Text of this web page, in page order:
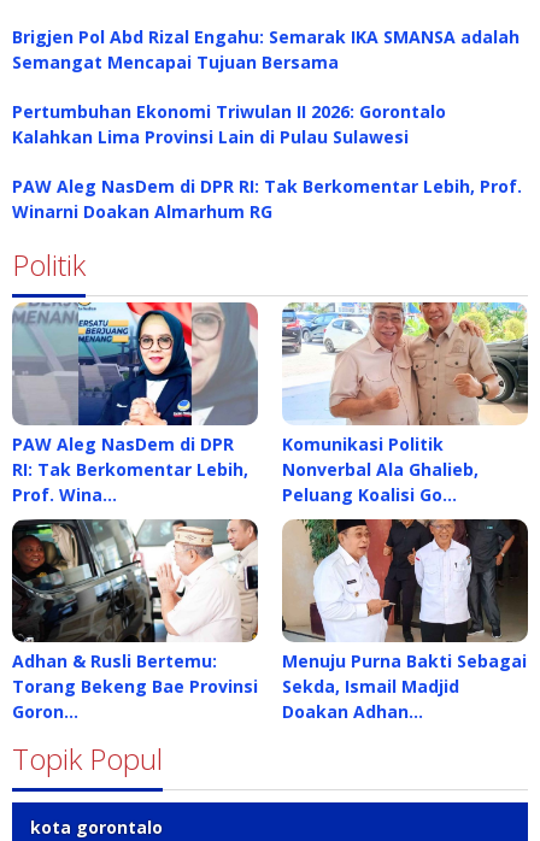
Brigjen Pol Abd Rizal Engahu: Semarak IKA SMANSA adalah
Semangat Mencapai Tujuan Bersama
Pertumbuhan Ekonomi Triwulan II 2026: Gorontalo
Kalahkan Lima Provinsi Lain di Pulau Sulawesi
PAW Aleg NasDem di DPR RI: Tak Berkomentar Lebih, Prof.
Winarni Doakan Almarhum RG
Politik
PAW Aleg NasDem di DPR
RI: Tak Berkomentar Lebih,
Prof. Wina…
Komunikasi Politik
Nonverbal Ala Ghalieb,
Peluang Koalisi Go…
Adhan & Rusli Bertemu:
Torang Bekeng Bae Provinsi
Goron…
Menuju Purna Bakti Sebagai
Sekda, Ismail Madjid
Doakan Adhan…
Topik Popul
kota gorontalo